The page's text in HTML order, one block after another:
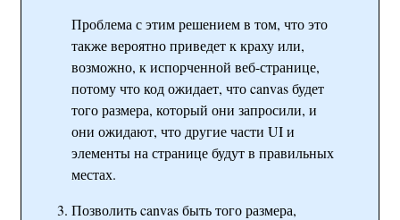
Проблема с этим решением в том, что это
также вероятно приведет к краху или,
возможно, к испорченной веб-странице,
потому что код ожидает, что canvas будет
того размера, который они запросили, и
они ожидают, что другие части UI и
элементы на странице будут в правильных
местах.
Позволить canvas быть того размера,